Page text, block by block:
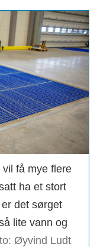
få mye flere
ha et stort
det sørget
lite vann og
Øyvind Ludt